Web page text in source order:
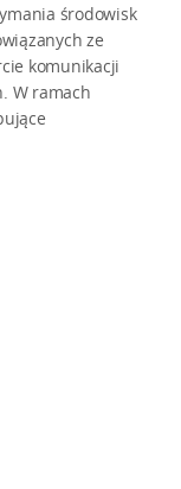
środowisk
ze
komunikacji
W ramach